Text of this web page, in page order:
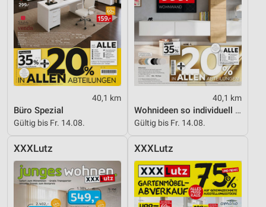
40,1 km
Büro Spezial
Gültig bis Fr. 14.08.
40,1 km
Wohnideen so individuell wie du!
Gültig bis Fr. 14.08.
XXXLutz XXXLutz
Verwendung genauer Standortdaten
Geräte anhand von aktiv angeforderten
Informationen identifizieren
Nicht-IAB-Verarbeitungszwecke:
Notwendig
Funktional
Werbung